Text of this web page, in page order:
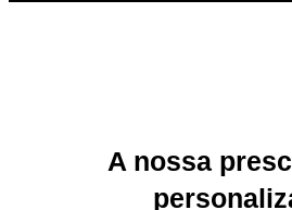
A nossa